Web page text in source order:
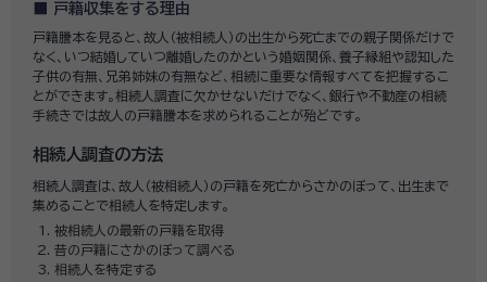
戸籍収集をする理由
戸籍謄本を見ると、故人（被相続人）の出生から死亡までの親子関係だけで
なく、いつ結婚していつ離婚したのかという婚姻関係、養子縁組や認知した
子供の有無、兄弟姉妹の有無など、相続に重要な情報すべてを把握するこ
とができます。相続人調査に欠かせないだけでなく、銀行や不動産の相続
手続きでは故人の戸籍謄本を求められることが殆どです。
相続人調査の方法
相続人調査は、故人（被相続人）の戸籍を死亡からさかのぼって、出生まで
集めることで相続人を特定します。
被相続人の最新の戸籍を取得
昔の戸籍にさかのぼって調べる
相続人を特定する